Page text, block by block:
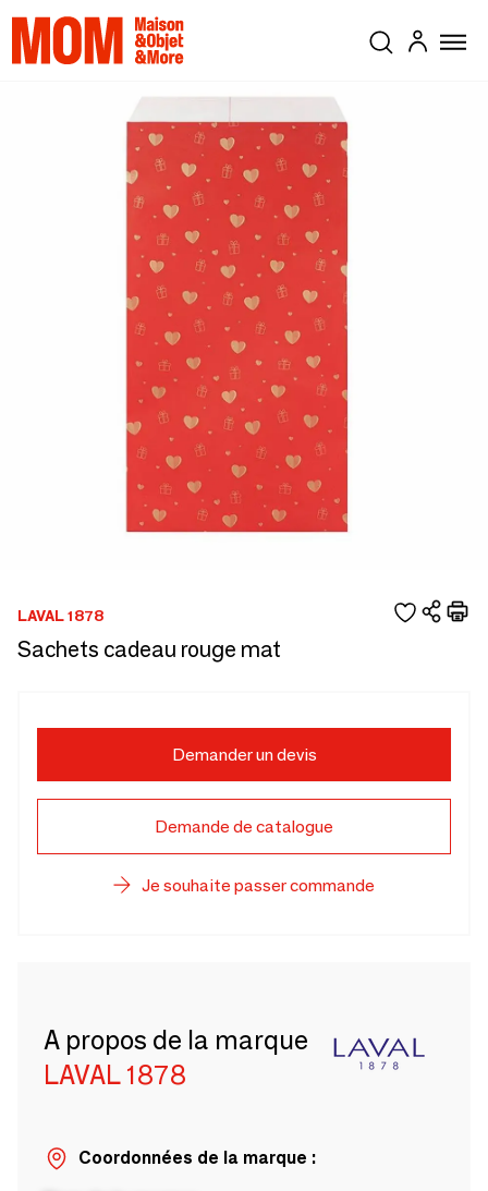
LAVAL 1878
Sachets cadeau rouge mat
Demander un devis
Demande de catalogue
Je souhaite passer commande
A propos de la marque
LAVAL 1878
Coordonnées de la marque :